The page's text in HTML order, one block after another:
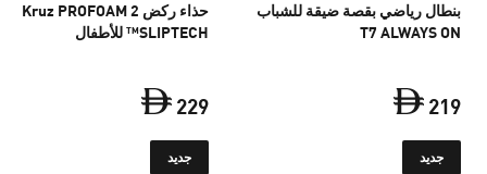
بنطال رياضي بقصة ضيقة للشباب
T7 ALWAYS ON
219
جديد
حذاء ركض Kruz PROFOAM 2
SLIPTECH™ للأطفال
229
جديد